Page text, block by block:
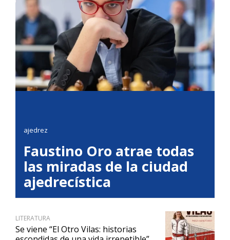
ajedrez
Faustino Oro atrae todas
las miradas de la ciudad
ajedrecística
LITERATURA
Se viene “El Otro Vilas: historias